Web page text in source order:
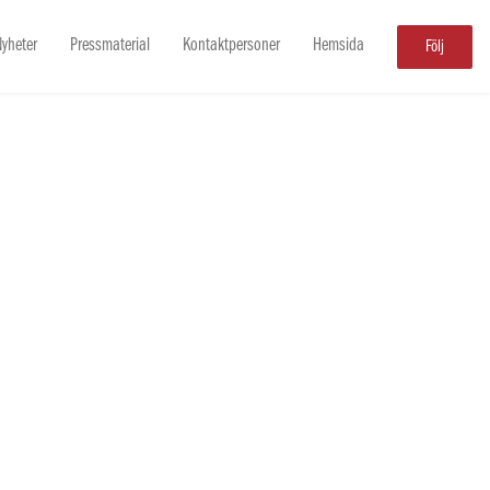
Pressmaterial Kontaktpersoner Hemsida Följ